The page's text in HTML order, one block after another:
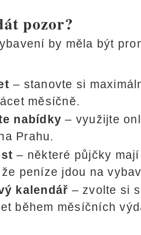
pozor?
by měla být
– stanovte si
měsíčně.
nabídky – využijte
Prahu.
– některé půjčky
peníze jdou na
kalendář – zvolte si
během měsíčních